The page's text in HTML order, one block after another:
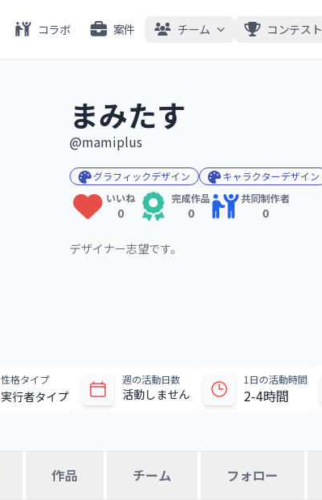
コラボ 案件 チーム コンテスト
まみたす
@mamiplus
グラフィックデザイン
キャラクターデザイン
いいね
0
完成作品
0
共同制作者
0
デザイナー志望です。
性格タイプ
実行者タイプ
週の活動日数
活動しません
1日の活動時間
2-4時間
作品 チーム フォロー